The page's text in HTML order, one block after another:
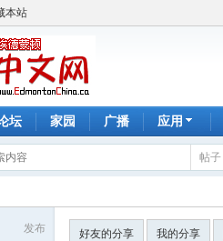
本站
坛 家园 广播 应用
帖子
发布 好友的分享 我的分享